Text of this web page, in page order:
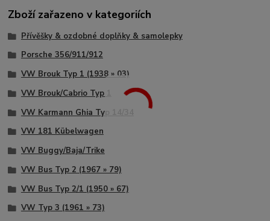
Zboží zařazeno v kategoriích
Přívěšky & ozdobné doplňky & samolepky
Porsche 356/911/912
VW Brouk Typ 1 (1938 » 03)
VW Brouk/Cabrio Typ 1
VW Karmann Ghia Typ 14/34
VW 181 Kübelwagen
VW Buggy/Baja/Trike
VW Bus Typ 2 (1967 » 79)
VW Bus Typ 2/1 (1950 » 67)
VW Typ 3 (1961 » 73)